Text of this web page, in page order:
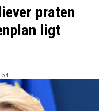
praten
ligt